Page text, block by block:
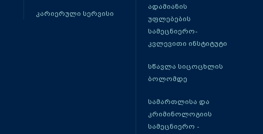
კარიერული სერვისი
ადამიანის
უფლებების
სამეცნიერო-
კვლევითი ინსტიტუტი
სწავლა სიცოცხლის
ბოლომდე
სამართლისა და
კრიმინოლოგიის
სამეცნიერო -